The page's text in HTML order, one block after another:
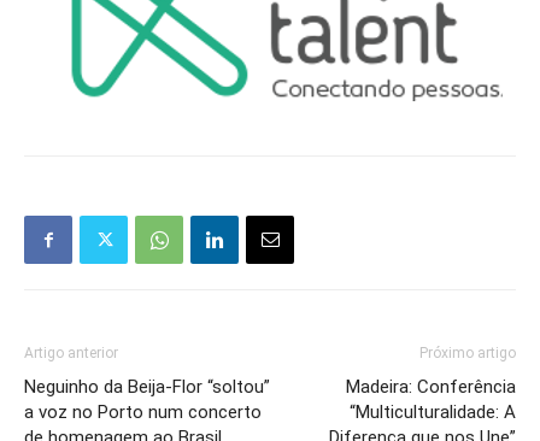
Artigo anterior
Neguinho da Beija-Flor “soltou”
a voz no Porto num concerto
Próximo artigo
Madeira: Conferência
“Multiculturalidade: A